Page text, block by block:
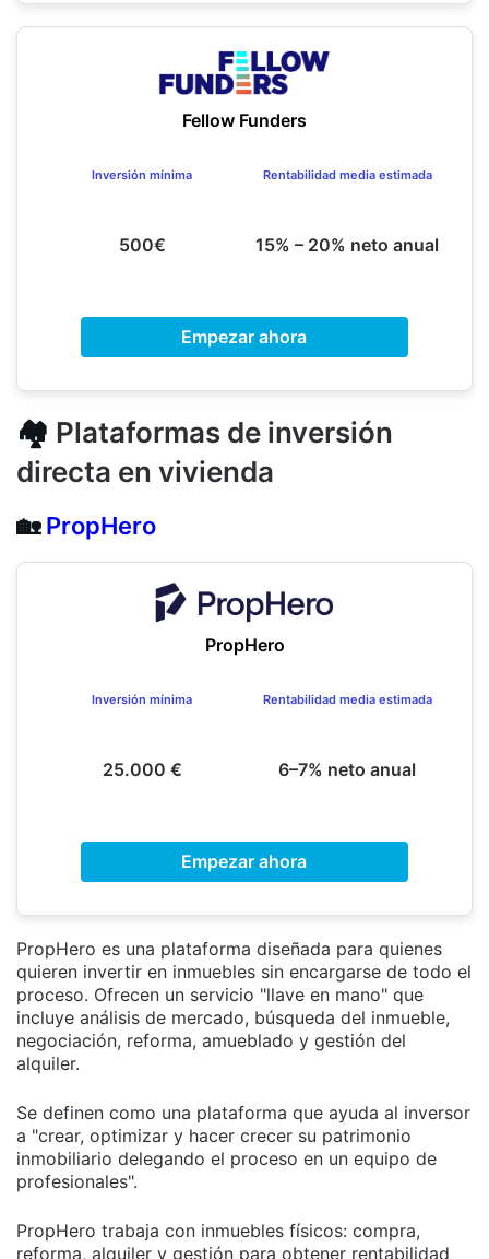
Fellow Funders
Inversión mínima
500€
Rentabilidad media estimada
15% – 20% neto anual
Empezar ahora
🏘️ Plataformas de inversión
directa en vivienda
🏡PropHero
PropHero
Inversión mínima
25.000 €
Rentabilidad media estimada
6–7% neto anual
Empezar ahora
PropHero es una plataforma diseñada para quienes
quieren invertir en inmuebles sin encargarse de todo el
proceso. Ofrecen un servicio "llave en mano" que
incluye análisis de mercado, búsqueda del inmueble,
negociación, reforma, amueblado y gestión del
alquiler.
Se definen como una plataforma que ayuda al inversor
a "crear, optimizar y hacer crecer su patrimonio
inmobiliario delegando el proceso en un equipo de
profesionales".
PropHero trabaja con inmuebles físicos: compra,
reforma, alquiler y gestión para obtener rentabilidad